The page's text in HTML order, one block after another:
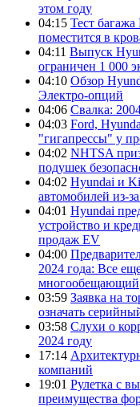
этом году
04:15 Тест багажа
поместится в
04:11 Выпуск
ограничен 1 000
04:10 Обзор
Электро-опций
04:06 Свалка:
04:03 Ford,
"гигапрессы" у
04:02 NHTSA
подушек
04:02 Hyundai и
автомобилей из-
04:01 Hyundai
устройство и
продаж EV
04:00
2024 года: Все
многообещающий
03:59 Заявка на
означать
03:58 Слухи о
2024 году
17:14
компаний
19:01 Рулетка с
преимущества